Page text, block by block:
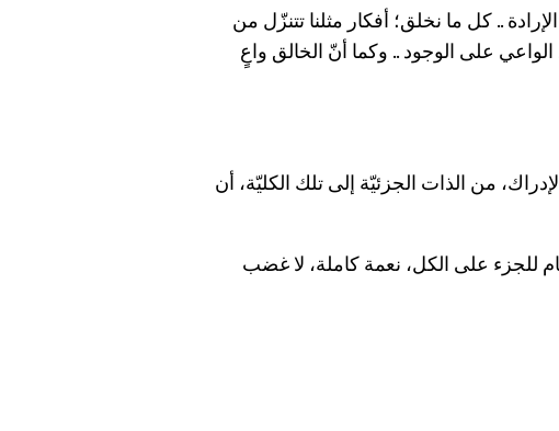
.. كل ما نخلق؛ أفكار مثلنا تتنزّل من
على الوجود .. وكما أنّ الخالق واعٍ
من الذات الجزئيّة إلى تلك الكليّة، أن
للجزء على الكل، نعمة كاملة، لا غضب